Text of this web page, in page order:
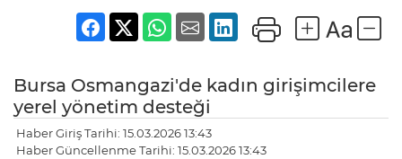
Bursa Osmangazi'de kadın girişimcilere
yerel yönetim desteği
Haber Giriş Tarihi: 15.03.2026 13:43
Haber Güncellenme Tarihi: 15.03.2026 13:43